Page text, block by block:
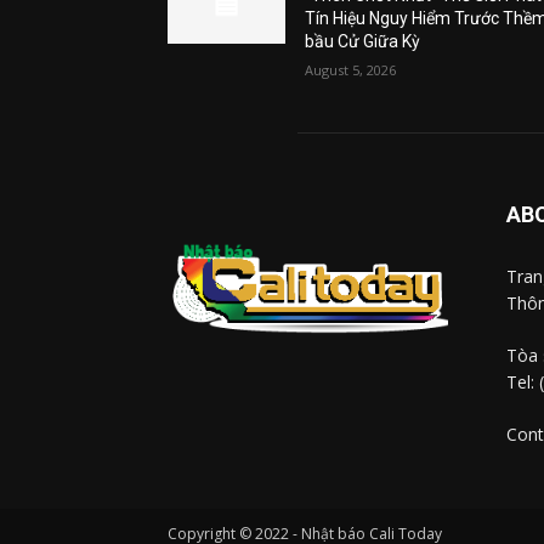
Tín Hiệu Nguy Hiểm Trước
bầu Cử Giữa Kỳ
August 5, 2026
Tòa
Copyright © 2022 - Nhật báo Cali Today